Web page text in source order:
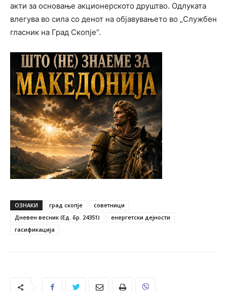
акти за основање акционерското друштво. Одлуката
влегува во сила со денот на објавувањето во „Службен
гласник на Град Скопје“.
ОЗНАКИ град скопје
советници
Дневен весник (Ед. бр. 24351)
енергетски дејности
гасификација